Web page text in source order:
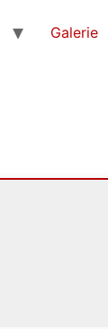
Galerie